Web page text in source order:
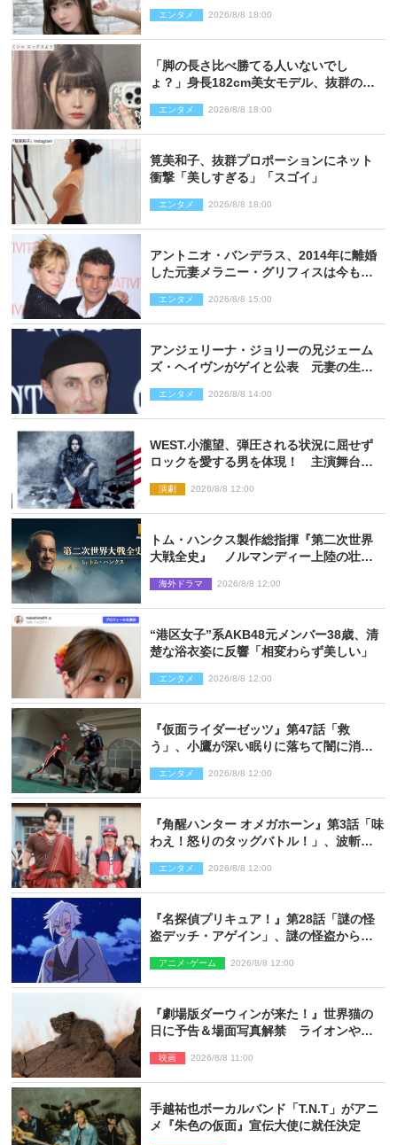
エンタメ 2026/8/8 18:00
「脚の長さ比べ勝てる人いないでし
ょ？」身長182cm美女モデル、抜群のプ
エンタメ 2026/8/8 18:00
筧美和子、抜群プロポーションにネット
衝撃「美しすぎる」「スゴイ」
エンタメ 2026/8/8 18:00
アントニオ・バンデラス、2014年に離婚
した元妻メラニー・グリフィスは今も
エンタメ 2026/8/8 15:00
アンジェリーナ・ジョリーの兄ジェーム
ズ・ヘイヴンがゲイと公表 元妻の生配
エンタメ 2026/8/8 14:00
WEST.小瀧望、弾圧される状況に屈せず
ロックを愛する男を体現！ 主演舞台
演劇 2026/8/8 12:00
トム・ハンクス製作総指揮『第二次世界
大戦全史』 ノルマンディー上陸の壮絶
海外ドラマ 2026/8/8 12:00
“港区女子”系AKB48元メンバー38歳、清
楚な浴衣姿に反響「相変わらず美しい」
エンタメ 2026/8/8 12:00
『仮面ライダーゼッツ』第47話「救
う」、小鷹が深い眠りに落ちて闇に消え
エンタメ 2026/8/8 12:00
『角醒ハンター オメガホーン』第3話「味
わえ！怒りのタッグバトル！」、波斬の
エンタメ 2026/8/8 12:00
『名探偵プリキュア！』第28話「謎の怪
盗デッチ・アゲイン」、謎の怪盗から不
アニメ･ゲーム 2026/8/8 12:00
『劇場版ダーウィンが来た！』世界猫の
日に予告＆場面写真解禁 ライオンやマ
映画 2026/8/8 11:00
手越祐也ボーカルバンド「T.N.T」がアニ
メ『朱色の仮面』宣伝大使に就任決定